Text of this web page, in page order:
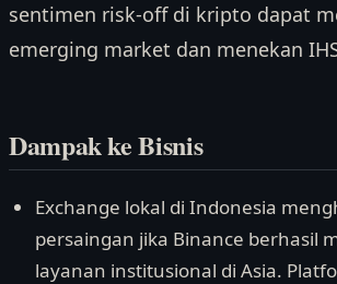
sentimen risk-off di kripto dapat
emerging market dan menekan
Dampak ke Bisnis
Exchange lokal di Indonesia
persaingan jika Binance berhasil
layanan institusional di Asia.